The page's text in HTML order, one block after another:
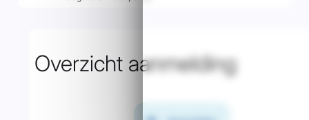
Overzicht aanmelding